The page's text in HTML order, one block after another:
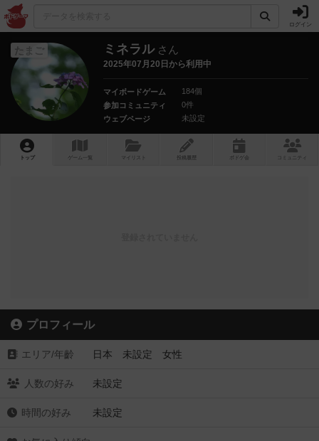
ログイン
たまご ミネラル さん
2025年07月20日から利用中
マイボードゲーム
184個
参加コミュニティ
0件
ウェブページ
未設定
トップ ゲーム一覧 マイリスト 投稿履歴 ボ ドゲ コミュニティ
プロフィール
エリア/年齡 日本 未設定 女性
人数の好み 未設定
時間の好み 未設定